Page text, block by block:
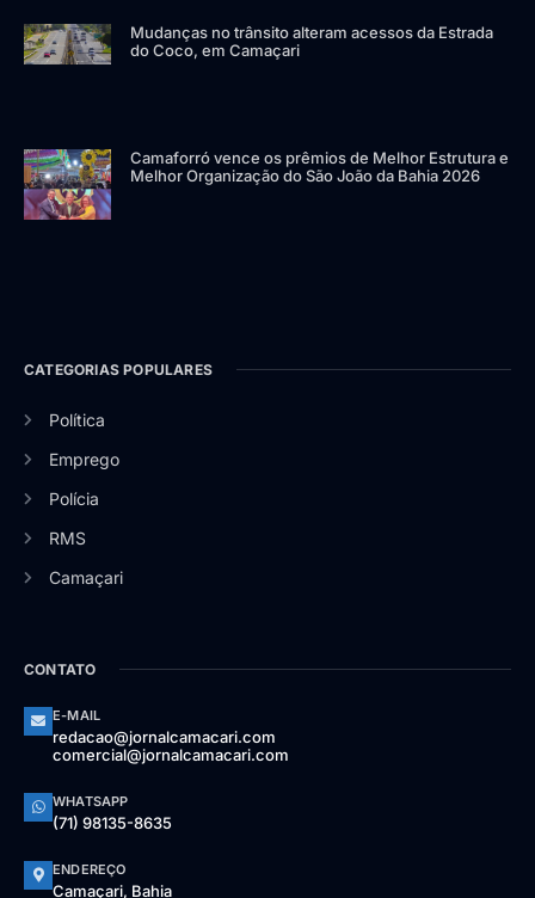
Mudanças no trânsito alteram acessos da Estrada
do Coco, em Camaçari
Camaforró vence os prêmios de Melhor Estrutura e
Melhor Organização do São João da Bahia 2026
CATEGORIAS POPULARES
Política
Emprego
Polícia
RMS
Camaçari
CONTATO
E-MAIL
redacao@jornalcamacari.com
comercial@jornalcamacari.com
WHATSAPP
(71) 98135-8635
ENDEREÇO
Camaçari, Bahia